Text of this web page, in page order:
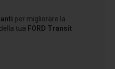
per migliorare la
tua FORD Transit